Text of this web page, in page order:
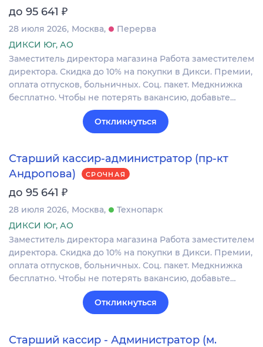
до 95 641 ₽
28 июля 2026 Москва
Перерва
ДИКСИ Юг, АО
Заместитель директора магазина Работа заместителем
директора. Скидка до 10% на покупки в Дикси. Премии,
оплата отпусков, больничных. Соц. пакет. Медкнижка
бесплатно. Чтобы не потерять вакансию, добавьте…
Откликнуться
Старший кассир-администратор (пр-кт
Андропова)
СРОЧНАЯ
до 95 641 ₽
28 июля 2026 Москва
Технопарк
ДИКСИ Юг, АО
Заместитель директора магазина Работа заместителем
директора. Скидка до 10% на покупки в Дикси. Премии,
оплата отпусков, больничных. Соц. пакет. Медкнижка
бесплатно. Чтобы не потерять вакансию, добавьте…
Откликнуться
Старший кассир - Администратор (м.